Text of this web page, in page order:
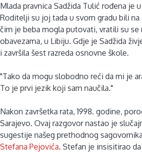
Mlada pravnica Sadžida Tulić rođena je
Roditelji su joj tada u svom gradu bili
čim je beba mogla putovati, vratili su se
obavezama, u Libiju. Gdje je Sadžida
i završila šest razreda osnovne škole.
"Tako da mogu slobodno reći da mi je
To je prvi jezik koji sam naučila."
Nakon završetka rata, 1998. godine,
Sarajevo. Ovaj razgovor nastao je
sugestije našeg prethodnog
Stefana Pejovića. Stefan je insisitirao